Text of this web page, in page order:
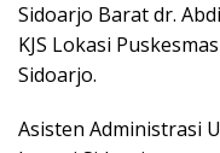
Sidoarjo Barat dr.
KJS Lokasi
Sidoarjo.
Asisten Administrasi